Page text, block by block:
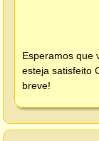
Esperamos que
esteja satisfeito
breve!